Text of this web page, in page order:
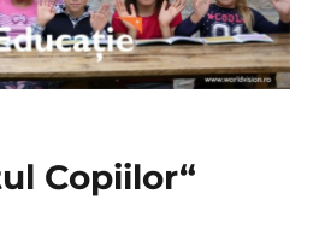
Copiilor“